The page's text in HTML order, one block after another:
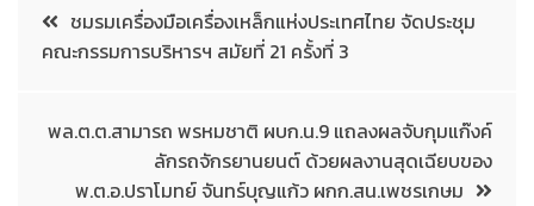
ชมรมเครื่องมือเครื่องเหล็กแห่งประเทศไทย จัดประชุม
คณะกรรมการบริหารฯ สมัยที่ 21 ครั้งที่ 3
พล.ต.ต.สามารถ พรหมชาติ ผบก.น.9 แถลงผลจับกุมแก๊งค์
ลักรถจักรยานยนต์ ด้วยผลงานสุดเฉียบของ
พ.ต.อ.ปราโมทย์ จันทร์บุญแก้ว ผกก.สน.เพชรเกษม